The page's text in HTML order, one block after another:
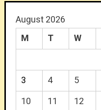
August 2026
M
T W
3
4 5
10
11 12